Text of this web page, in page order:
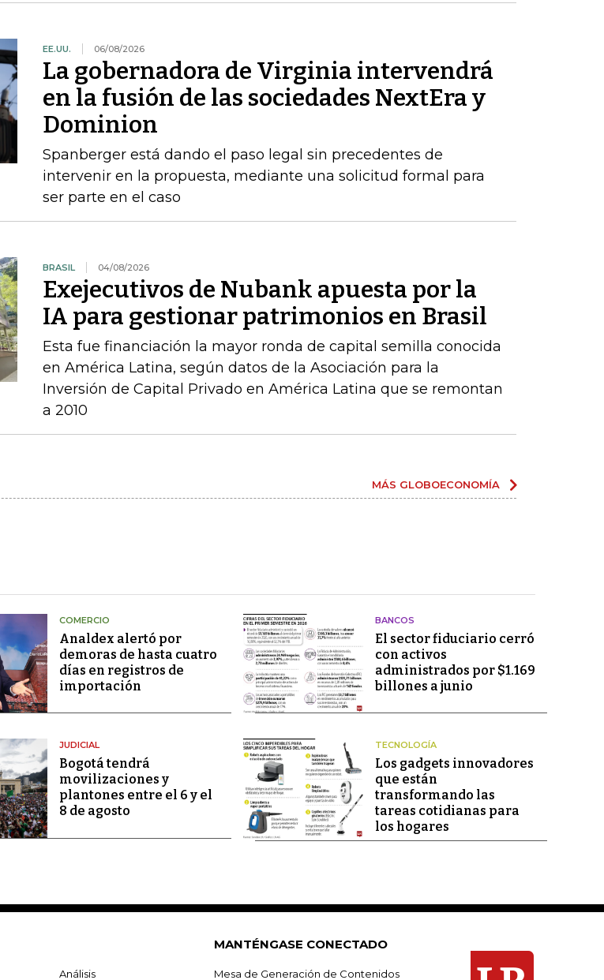
EE.UU. 06/08/2026
La gobernadora de Virginia intervendrá
en la fusión de las sociedades NextEra y
Dominion
Spanberger está dando el paso legal sin precedentes de
intervenir en la propuesta, mediante una solicitud formal para
ser parte en el caso
BRASIL 04/08/2026
Exejecutivos de Nubank apuesta por la
IA para gestionar patrimonios en Brasil
Esta fue financiación la mayor ronda de capital semilla conocida
en América Latina, según datos de la Asociación para la
Inversión de Capital Privado en América Latina que se remontan
a 2010
MÁS GLOBOECONOMÍA
COMERCIO
Analdex alertó por
demoras de hasta cuatro
días en registros de
importación
BANCOS
El sector fiduciario cerró
con activos
administrados por $1.169
billones a junio
JUDICIAL
Bogotá tendrá
movilizaciones y
plantones entre el 6 y el
8 de agosto
TECNOLOGÍA
Los gadgets innovadores
que están
transformando las
tareas cotidianas para
los hogares
Análisis
MANTÉNGASE CONECTADO
Mesa de Generación de Contenidos